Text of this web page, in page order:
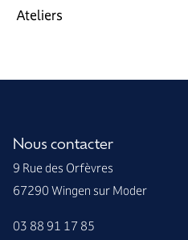
Ateliers
Nous contacter
9 Rue des Orfèvres
67290 Wingen sur Moder
03 88 91 17 85